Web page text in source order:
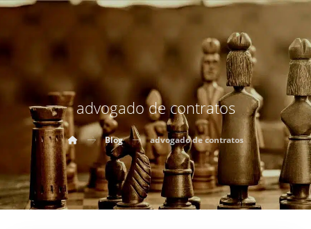
advogado de contratos
Blog advogado de contratos